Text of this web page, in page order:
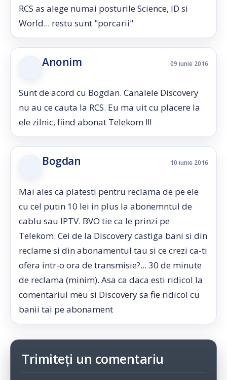
RCS as alege numai posturile Science, ID si
World... restu sunt "porcarii"
Anonim 09 iunie 2016
Sunt de acord cu Bogdan. Canalele Discovery
nu au ce cauta la RCS. Eu ma uit cu placere la
ele zilnic, fiind abonat Telekom !!!
Bogdan 10 iunie 2016
Mai ales ca platesti pentru reclama de pe ele
cu cel putin 10 lei in plus la abonemntul de
cablu sau IPTV. BVO tie ca le prinzi pe
Telekom. Cei de la Discovery castiga bani si din
reclame si din abonamentul tau si ce crezi ca-ti
ofera intr-o ora de transmisie?... 30 de minute
de reclama (minim). Asa ca daca esti ridicol la
comentariul meu si Discovery sa fie ridicol cu
banii tai pe abonament
Trimiteți un comentariu